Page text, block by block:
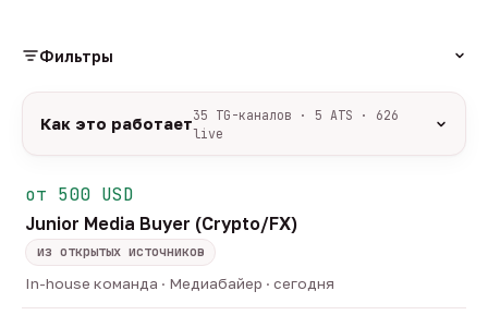
Фильтры
удалённо 532
ГРЕЙД
junior45 middle246
head21
Как это работает35 TG-каналов · 5 ATS · 626
live
ArbiHunter, Партнёркин и ATS-площадки
(Greenhouse, Himalayas и другие).
Разбор:нейронка разбирает сырец каждые 30
минут — роль, вертикаль, формат, вилка, грейд.
Скам-фильтр:без предоплат и взносов, без
обещаний гарантированного дохода, без увода в
от 500 USD
Junior Media Buyer (Crypto/FX)
из открытых источников
In-house команда · Медиабайер · сегодня